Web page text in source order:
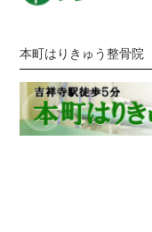
本町はりきゅう整骨院